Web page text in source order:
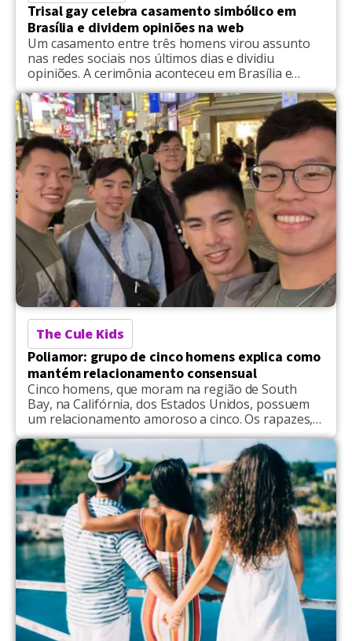
Trisal gay celebra casamento simbólico em
Brasília e dividem opiniões na web
Um casamento entre três homens virou assunto
nas redes sociais nos últimos dias e dividiu
opiniões. A cerimônia aconteceu em Brasília e
reuniu Marcos Aragão, Edcharles Severiano e
Wendel Fernandes, que celebraram publicamente
a união construída ao longo de anos de
relacionamento. Segundo os próprios noivos, a
história teve início em 2014, quando os primeiros
[…]
The Cule Kids
Poliamor: grupo de cinco homens explica como
mantém relacionamento consensual
Cinco homens, que moram na região de South
Bay, na Califórnia, dos Estados Unidos, possuem
um relacionamento amoroso a cinco. Os rapazes,
mais conhecidos como The Cule Kids, repercutem
nas redes sociais pelo cotidiano retratado
diariamente. Eric Wong, de 33 anos, Hamilton Du,
de 35, James Lee, de 37, Jonathan Chien, de 37, e
Michael […]